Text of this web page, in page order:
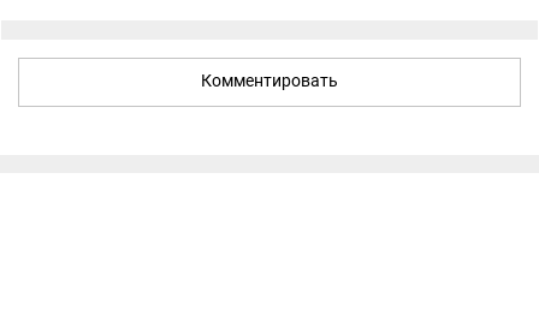
Комментировать